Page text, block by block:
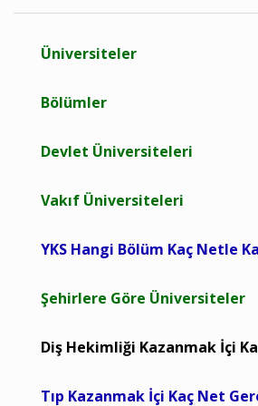
Üniversiteler
Bölümler
Devlet Üniversiteleri
Vakıf Üniversiteleri
YKS Hangi Bölüm Kaç Netle
Şehirlere Göre Üniversiteler
Diş Hekimliği Kazanmak İçi
Tıp Kazanmak İçi Kaç Net